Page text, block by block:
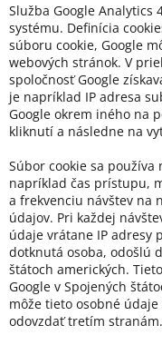
Služba Google Analytics
systému. Definícia
súboru cookie, Google
webových stránok. V
spoločnosť Google
je napríklad IP adresa
Google okrem iného na
kliknutí a následne na
Súbor cookie sa
napríklad čas prístupu,
a frekvenciu návštev na
údajov. Pri každej
údaje vrátane IP adresy
dotknutá osoba, odošlú
štátoch amerických.
Google v Spojených
môže tieto osobné
odovzdať tretím stranám.